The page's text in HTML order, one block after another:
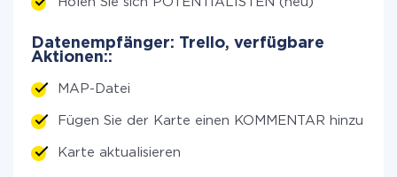
Datenempfänger: Trello, verfügbare
Aktionen::
MAP-Datei
Fügen Sie der Karte einen KOMMENTAR hinzu
Karte aktualisieren